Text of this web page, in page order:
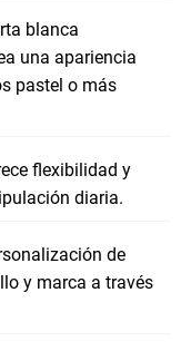
blanca
una apariencia
pastel o más
flexibilidad y
diaria.
de
y marca a través